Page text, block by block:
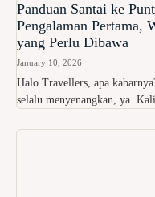
Panduan Santai ke
Pengalaman Pertama,
yang Perlu Dibawa
January 10, 2026
Halo Travellers, apa
selalu menyenangkan, ya.